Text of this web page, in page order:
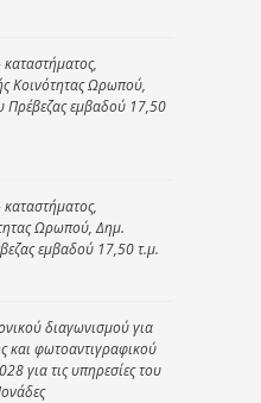
Κοινότητας Ωρωπού,
Πρέβεζας εμβαδού 17,50
Ωρωπού, Δημ.
εμβαδού 17,50 τ.μ.
διαγωνισμού για
και φωτοαντιγραφικού
για τις υπηρεσίες του